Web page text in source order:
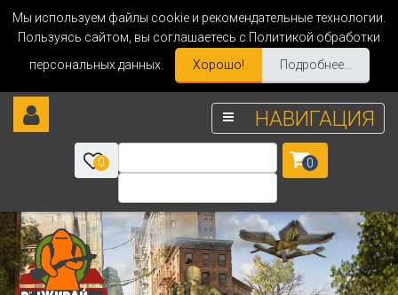
Мы используем файлы cookie и рекомендательные технологии.
Пользуясь сайтом, вы соглашаетесь с Политикой обработки
персональных данных.
Хорошо! Подробнее...
НАВИГАЦИЯ
0 0